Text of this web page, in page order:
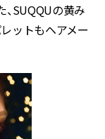
SUQQUの黄み
ットもヘアメー